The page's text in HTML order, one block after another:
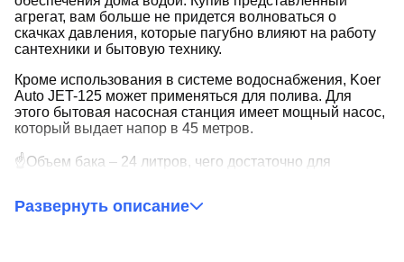
агрегат, вам больше не придется волноваться о
скачках давления, которые пагубно влияют на работу
сантехники и бытовую технику.
Кроме использования в системе водоснабжения, Koer
Auto JET-125 может применяться для полива. Для
этого бытовая насосная станция имеет мощный насос,
который выдает напор в 45 метров.
☝Объем бака – 24 литров, чего достаточно для
трех человек. Насос будет запускаться редко, что
продлевает его срок эксплуатацию.
Развернуть описание